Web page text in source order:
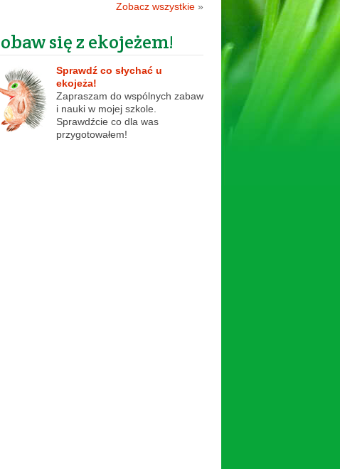
Zobacz wszystkie »
się z ekojeżem!
Sprawdź co słychać u
ekojeża!
Zapraszam do wspólnych zabaw
i nauki w mojej szkole.
Sprawdźcie co dla was
przygotowałem!